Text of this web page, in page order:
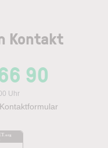
Kontakt
90
Uhr
Kontaktformular
.org